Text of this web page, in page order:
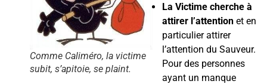
Comme Caliméro, la victime
subit, s’apitoie, se plaint.
La Victime cherche à
attirer l’attention et en
particulier attirer
l’attention du Sauveur.
Pour des personnes
ayant un manque